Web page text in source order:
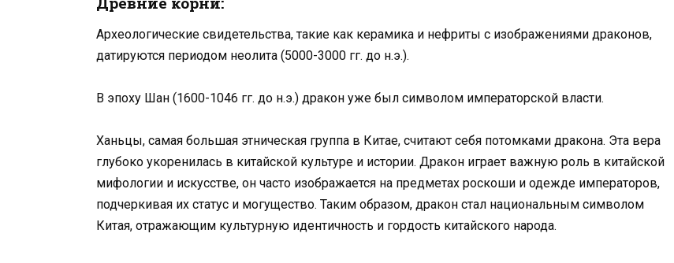
Археологические свидетельства, такие как керамика и нефриты с изображениями драконов,
датируются периодом неолита (5000-3000 гг. до н.э.).
В эпоху Шан (1600-1046 гг. до н.э.) дракон уже был символом императорской власти.
Ханьцы, самая большая этническая группа в Китае, считают себя потомками дракона. Эта вера
глубоко укоренилась в китайской культуре и истории. Дракон играет важную роль в китайской
мифологии и искусстве, он часто изображается на предметах роскоши и одежде императоров,
подчеркивая их статус и могущество. Таким образом, дракон стал национальным символом
Китая, отражающим культурную идентичность и гордость китайского народа.